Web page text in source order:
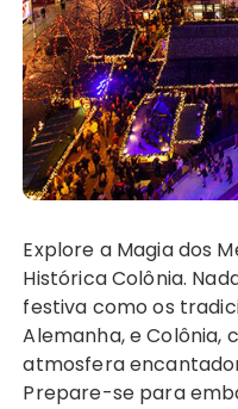
Explore a Magia dos
Histórica Colônia.
festiva como os
Alemanha, e Colônia,
atmosfera
Prepare-se para